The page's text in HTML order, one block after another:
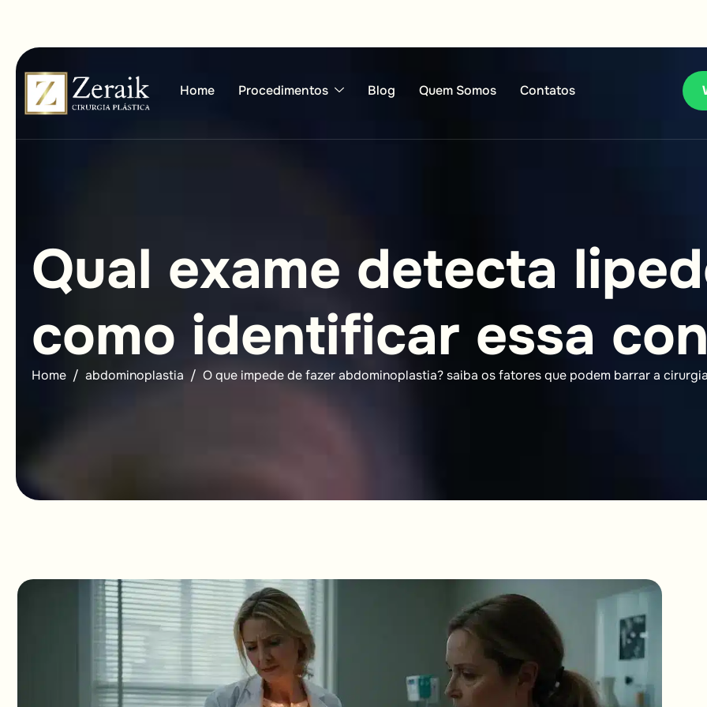
Home Procedimentos Blog Quem Somos Contatos
Qual exame detecta liped
como identificar essa co
Home abdominoplastia O que impede de fazer abdominoplastia? saiba os fatores que podem barrar a